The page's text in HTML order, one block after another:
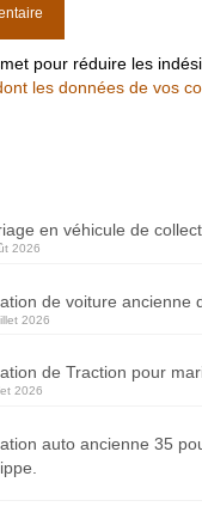
pour réduire les
les données de vos
en véhicule de
2026
de voiture ancienne
2026
de Traction pour
2026
auto ancienne 35